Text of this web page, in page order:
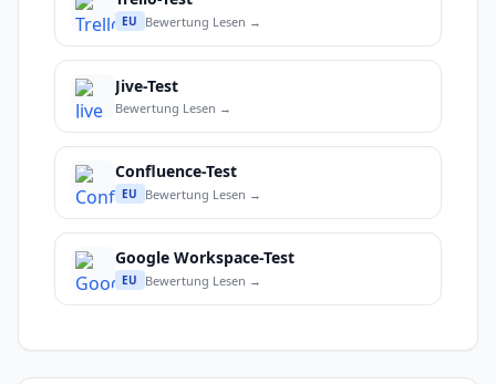
EU Bewertung Lesen →
Jive-Test
Bewertung Lesen →
Confluence-Test
EU Bewertung Lesen →
Google Workspace-Test
EU Bewertung Lesen →